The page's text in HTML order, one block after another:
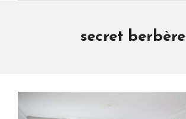
secret berbère